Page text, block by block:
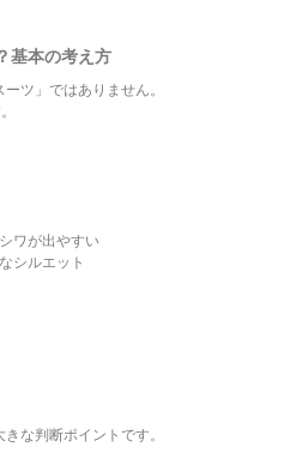
基本の考え方
ツ」ではありません。
ワが出やすい
シルエット
な判断ポイントです。